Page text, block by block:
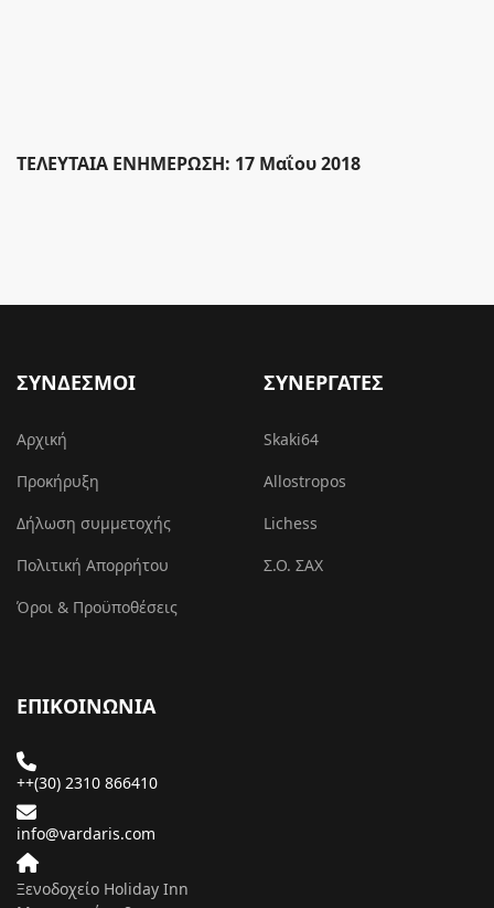
ΤΕΛΕΥΤΑΙΑ ΕΝΗΜΕΡΩΣΗ: 17 Μαΐου 2018
ΣΥΝΔΕΣΜΟΙ
Αρχική
Προκήρυξη
Δήλωση συμμετοχής
Πολιτική Απορρήτου
Όροι & Προϋποθέσεις
ΣΥΝΕΡΓΑΤΕΣ
Skaki64
Allostropos
Lichess
Σ.Ο. ΣΑΧ
ΕΠΙΚΟΙΝΩΝΙΑ
++(30) 2310 866410
info@vardaris.com
Ξενοδοχείο Holiday Inn